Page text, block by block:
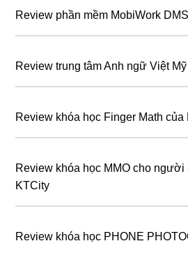
Review phần mềm MobiWork DMS
Review trung tâm Anh ngữ Việt
Review khóa học Finger Math của
Review khóa học MMO cho người
KTCity
Review khóa học PHONE